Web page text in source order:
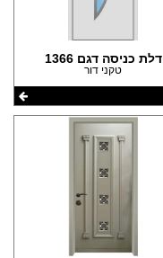
דלת כניסה דגם 1366
טקני דור